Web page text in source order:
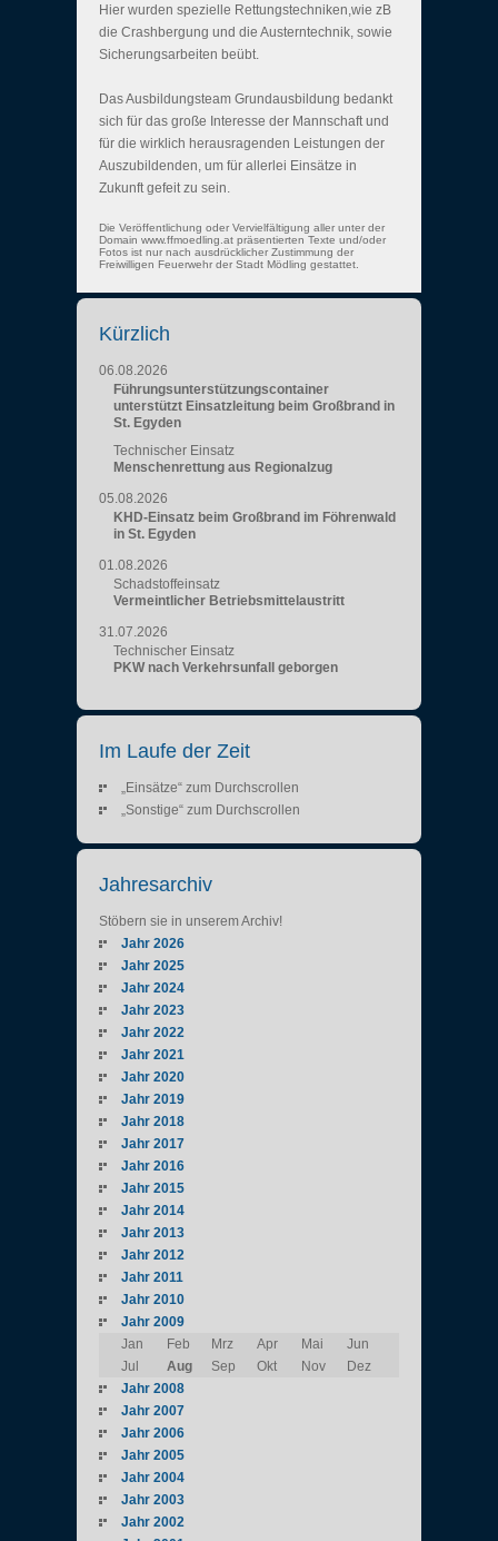
Hier wurden spezielle Rettungstechniken,wie zB
die Crashbergung und die Austerntechnik, sowie
Sicherungsarbeiten beübt.
Das Ausbildungsteam Grundausbildung bedankt
sich für das große Interesse der Mannschaft und
für die wirklich herausragenden Leistungen der
Auszubildenden, um für allerlei Einsätze in
Zukunft gefeit zu sein.
Die Veröffentlichung oder Vervielfältigung aller unter der
Domain www.ffmoedling.at präsentierten Texte und/oder
Fotos ist nur nach ausdrücklicher Zustimmung der
Freiwilligen Feuerwehr der Stadt Mödling gestattet.
Kürzlich
06.08.2026
Führungsunterstützungscontainer
unterstützt Einsatzleitung beim Großbrand in
St. Egyden
Technischer Einsatz
Menschenrettung aus Regionalzug
05.08.2026
KHD-Einsatz beim Großbrand im Föhrenwald
in St. Egyden
01.08.2026
Schadstoffeinsatz
Vermeintlicher Betriebsmittelaustritt
31.07.2026
Technischer Einsatz
PKW nach Verkehrsunfall geborgen
Im Laufe der Zeit
„Einsätze“ zum Durchscrollen
„Sonstige“ zum Durchscrollen
Jahresarchiv
Stöbern sie in unserem Archiv!
Jahr 2026
Jahr 2025
Jahr 2024
Jahr 2023
Jahr 2022
Jahr 2021
Jahr 2020
Jahr 2019
Jahr 2018
Jahr 2017
Jahr 2016
Jahr 2015
Jahr 2014
Jahr 2013
Jahr 2012
Jahr 2011
Jahr 2010
Jahr 2009
Jan
Feb Mrz Apr Mai
Jun
Jul
Aug Sep Okt Nov
Dez
Jahr 2008
Jahr 2007
Jahr 2006
Jahr 2005
Jahr 2004
Jahr 2003
Jahr 2002